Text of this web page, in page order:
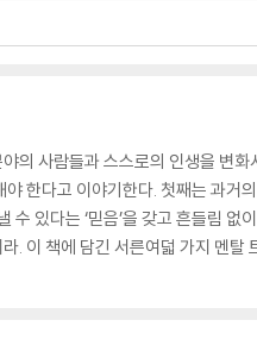
의 사람들과 스스로의 인생을 변
한다고 이야기한다. 첫째는 과거
수 있다는 ‘믿음’을 갖고 흔들림
. 이 책에 담긴 서른여덟 가지 멘